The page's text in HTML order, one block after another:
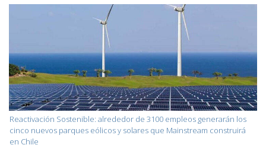
Reactivación Sostenible: alrededor de 3100 empleos generarán los
cinco nuevos parques eólicos y solares que Mainstream construirá
en Chile